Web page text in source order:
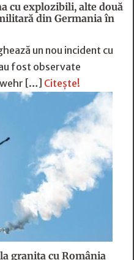
cu explozibili, alte două
din Germania în
un nou incident cu
fost observate
[…] Citește!
granița cu România